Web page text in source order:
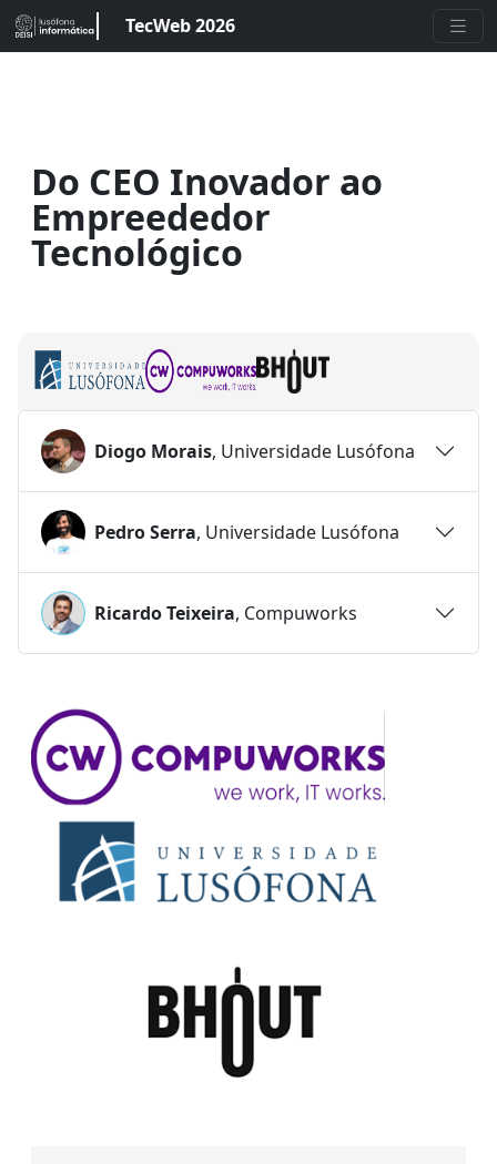
TecWeb 2026
Do CEO Inovador ao
Empreededor
Tecnológico
Diogo Morais, Universidade Lusófona
Pedro Serra, Universidade Lusófona
Ricardo Teixeira, Compuworks